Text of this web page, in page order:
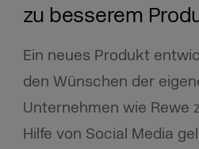
zu besserem
Ein neues Produkt
den Wünschen der
Unternehmen wie Rewe
Hilfe von Social Media